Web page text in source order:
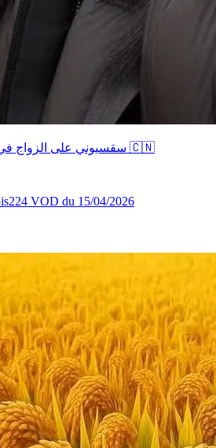
whereisemma09 - سقسيوني على الزواج في الصين 🇨🇳